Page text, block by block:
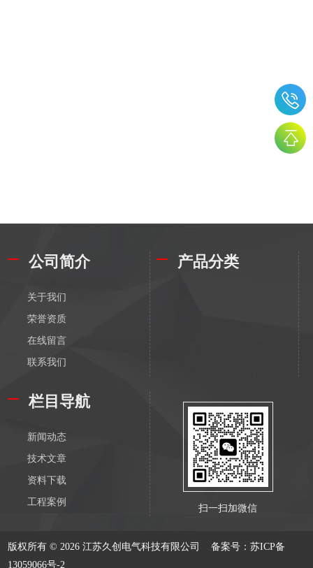
公司简介
关于我们
荣誉资质
在线留言
联系我们
产品分类
栏目导航
新闻动态
技术文章
资料下载
工程案例
扫一扫加微信
版权所有 © 2026 江苏久创电气科技有限公司备案号：苏ICP备
13059066号-2